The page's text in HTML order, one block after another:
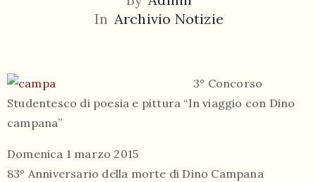
055
In Archivio Notizie
3° Concorso
Studentesco di poesia e pittura “In viaggio con Dino
campana”
Domenica 1 marzo 2015
83° Anniversario della morte di Dino Campana